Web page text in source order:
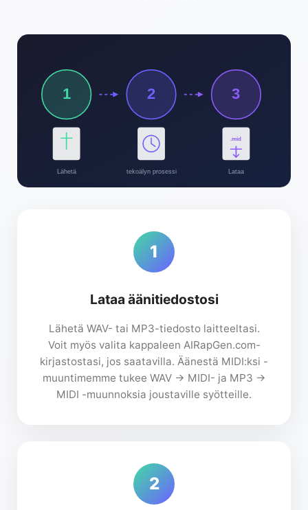
1
Lähetä
2
tekoälyn prosessi
3
.mid
Lataa
1
Lataa äänitiedostosi
Lähetä WAV- tai MP3-tiedosto laitteeltasi.
Voit myös valita kappaleen AIRapGen.com-
kirjastostasi, jos saatavilla. Äänestä MIDI:ksi -
muuntimemme tukee WAV → MIDI- ja MP3 →
MIDI -muunnoksia joustaville syötteille.
2